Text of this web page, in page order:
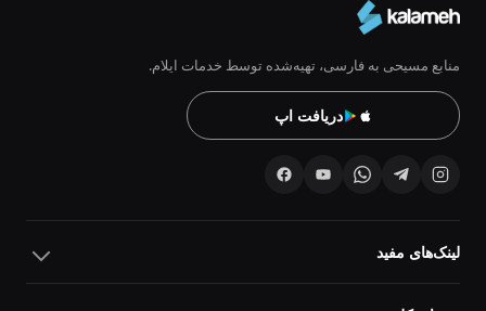
منابع مسیحی به فارسی، تهیه‌شده توسط خدمات ایلام.
دریافت اپ
لینک‌های مفید